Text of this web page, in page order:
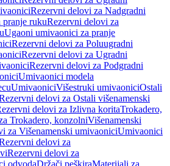
Rezervni delovi za Nadgradni
rukuRezervni delovi za
Ugaoni umivaonici za pranje
Rezervni delovi za Poluugradni
Rezervni delovi za Ugradni
Rezervni delovi za Podgradni
Umivaonici modela
UmivaoniciVišestruki umivaoniciOstali
delovi za Ostali višenamenski
delovi za Izlivna koritaTrokadero,
Trokadero, konzolniVišenamenski
za Višenamenski umivaoniciUmivaonici
delovi za
Rezervni delovi za
odvodaDržači peškiraMaterijali za